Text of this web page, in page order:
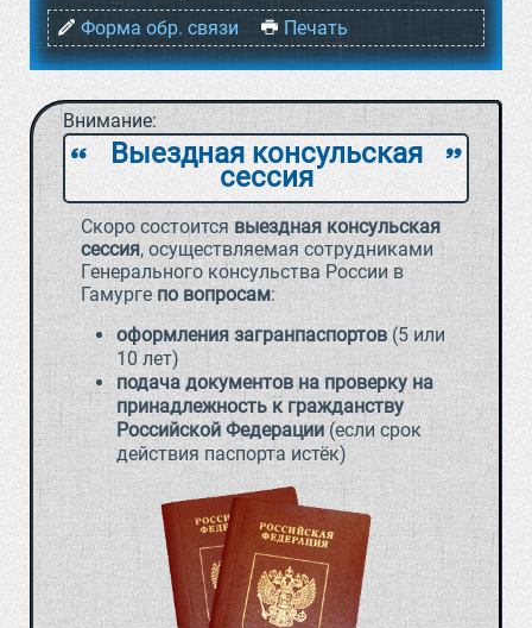
Форма обр. связи
Печать
Внимание:
` a
Выездная консульская
сессия
Скоро состоится выездная консульская
сессия, осуществляемая сотрудниками
Генерального консульства России в
Гамургепо вопросам:
оформления загранпаспортов (5 или
10 лет)
подача документов на проверку на
принадлежность к гражданству
Российской Федерации (если срок
действия паспорта истёк)